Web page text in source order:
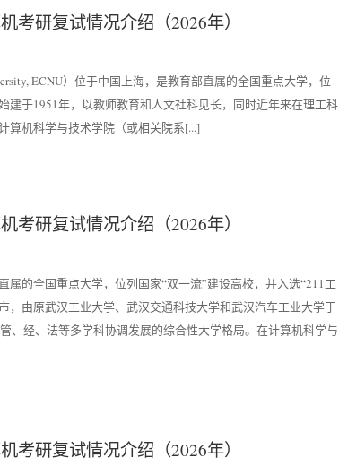
考研复试情况介绍（2026年）
ECNU）位于中国上海，是教育部直属的全国重点大学，位
建于1951年，以教师教育和人文社科见长，同时近年来在理工科
算机科学与技术学院（或相关院系[...]
考研复试情况介绍（2026年）
的全国重点大学，位列国家“双一流”建设高校，并入选“211工
，由原武汉工业大学、武汉交通科技大学和武汉汽车工业大学于
、经、法等多学科协调发展的综合性大学格局。在计算机科学与
考研复试情况介绍（2026年）